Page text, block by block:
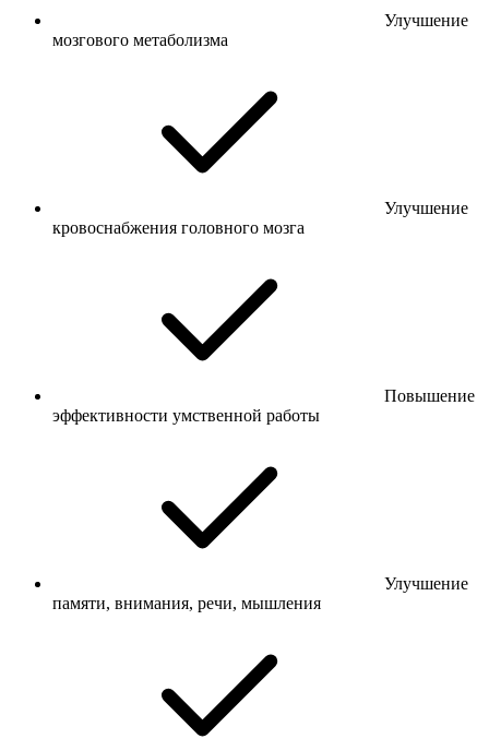
Улучшение
мозгового метаболизма
Улучшение
кровоснабжения головного мозга
Повышение
эффективности умственной работы
Улучшение
памяти, внимания, речи, мышления